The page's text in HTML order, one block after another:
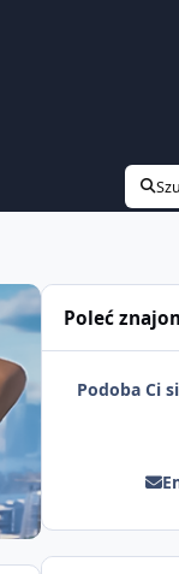
Poleć
Podoba Ci